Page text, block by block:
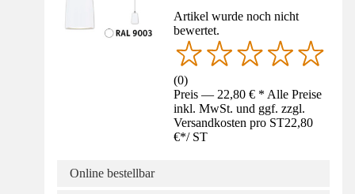
Artikel wurde noch nicht
bewertet.
(0)
Preis — 22,80 € * Alle Preise
inkl. MwSt. und ggf. zzgl.
Versandkosten pro ST22,80
€*/ ST
Online bestellbar